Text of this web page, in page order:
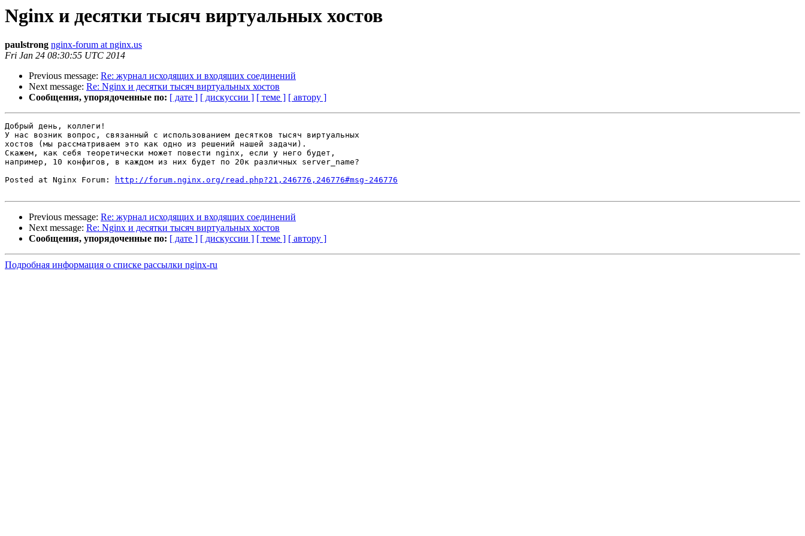
Nginx и десятки тысяч виртуальных хостов
paulstrong nginx-forum at nginx.us
Fri Jan 24 08:30:55 UTC 2014
Previous message: Re: журнал исходящих и входящих соединений
Next message: Re: Nginx и десятки тысяч виртуальных хостов
Сообщения, упорядоченные по: [ дате ] [ дискуссии ] [ теме ] [ автору ]
Добрый день, коллеги!
У нас возник вопрос, связанный с использованием десятков тысяч виртуальных
хостов (мы рассматриваем это как одно из решений нашей задачи).
Скажем, как себя теоретически может повести nginx, если у него будет,
например, 10 конфигов, в каждом из них будет по 20к различных server_name?
Posted at Nginx Forum:
http://forum.nginx.org/read.php?21,246776,246776#msg-246776
Previous message: Re: журнал исходящих и входящих соединений
Next message: Re: Nginx и десятки тысяч виртуальных хостов
Сообщения, упорядоченные по: [ дате ] [ дискуссии ] [ теме ] [ автору ]
Подробная информация о списке рассылки nginx-ru